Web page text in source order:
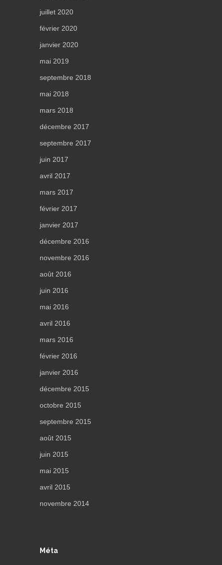
juillet 2020
février 2020
janvier 2020
mai 2019
septembre 2018
mai 2018
mars 2018
décembre 2017
septembre 2017
juin 2017
avril 2017
mars 2017
février 2017
janvier 2017
décembre 2016
novembre 2016
août 2016
juin 2016
mai 2016
avril 2016
mars 2016
février 2016
janvier 2016
décembre 2015
octobre 2015
septembre 2015
août 2015
juin 2015
mai 2015
avril 2015
novembre 2014
Méta